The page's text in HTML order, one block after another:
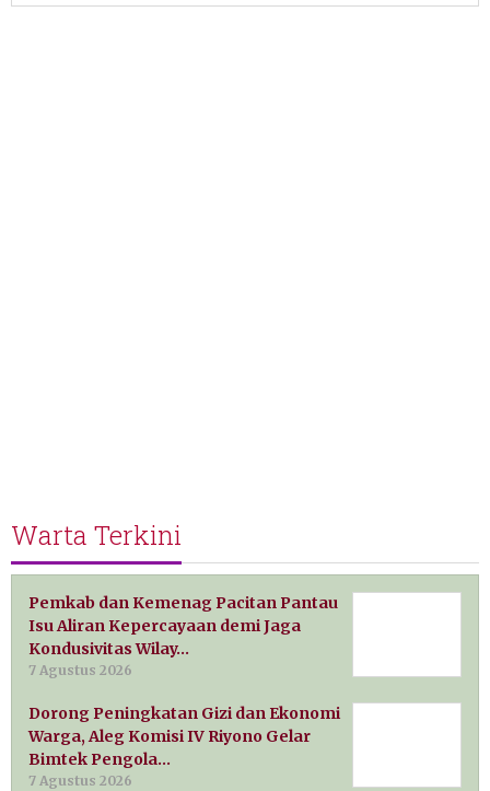
Warta Terkini
Pemkab dan Kemenag Pacitan Pantau
Isu Aliran Kepercayaan demi Jaga
Kondusivitas Wilay…
7 Agustus 2026
Dorong Peningkatan Gizi dan Ekonomi
Warga, Aleg Komisi IV Riyono Gelar
Bimtek Pengola…
7 Agustus 2026